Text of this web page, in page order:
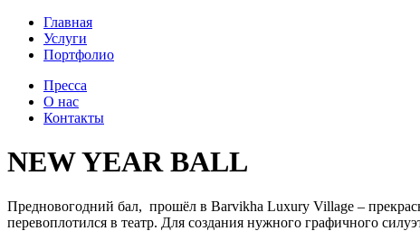
Главная
Услуги
Портфолио
Пресса
О нас
Контакты
NEW YEAR BALL
Предновогодний бал, прошёл в Barvikha Luxury Village –
перевоплотился в театр. Для создания нужного графичного